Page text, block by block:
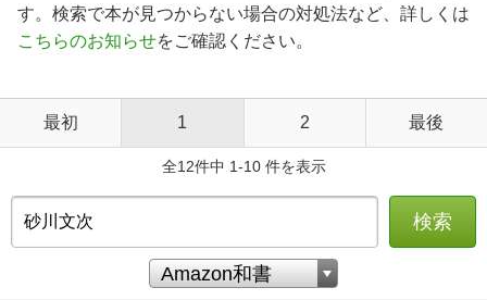
す。検索で本が見つからない場合の対処法など、詳しくは
こちらのお知らせをご確認ください。
最初 1 2 最後
全12件中 1-10 件を表示
検索